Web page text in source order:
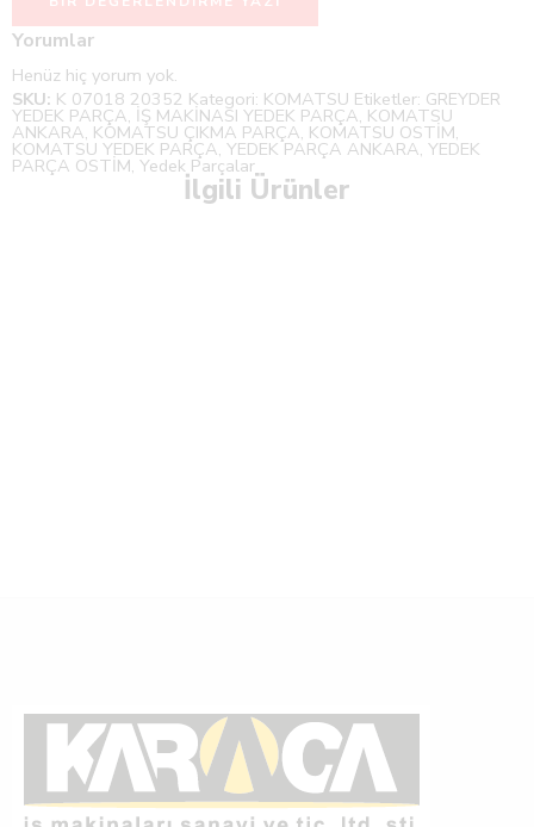
Yorumlar
Henüz hiç yorum yok.
SKU: K 07018 20352 Kategori: KOMATSU Etiketler: GREYDER
YEDEK PARÇA, İŞ MAKİNASI YEDEK PARÇA, KOMATSU
ANKARA, KOMATSU ÇIKMA PARÇA, KOMATSU OSTİM,
KOMATSU YEDEK PARÇA, YEDEK PARÇA ANKARA, YEDEK
PARÇA OSTİM, Yedek Parçalar
İlgili Ürünler